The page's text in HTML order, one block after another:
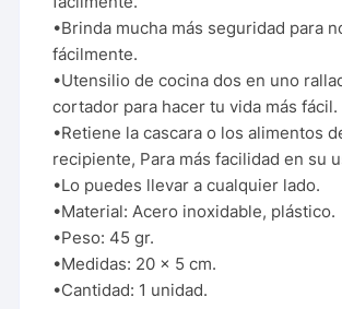
•Brinda mucha más seguridad para
fácilmente.
•Utensilio de cocina dos en uno
cortador para hacer tu vida más fácil.
•Retiene la cascara o los alimentos
recipiente, Para más facilidad en su
•Lo puedes llevar a cualquier lado.
•Material: Acero inoxidable, plástico.
•Peso: 45 gr.
•Medidas: 20 x 5 cm.
•Cantidad: 1 unidad.